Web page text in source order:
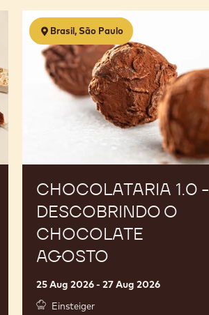
Brasil, São Paulo
CHOCOLATARIA 1.0 -
DESCOBRINDO O
CHOCOLATE
AGOSTO
25 Aug 2026 - 27 Aug 2026
Einsteiger
Chocolataria
1.0
Descobrindo
Chocolate